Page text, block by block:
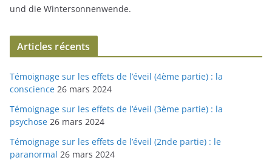
und die Wintersonnenwende.
Articles récents
Témoignage sur les effets de l’éveil (4ème partie) : la
conscience 26 mars 2024
Témoignage sur les effets de l’éveil (3ème partie) : la
psychose 26 mars 2024
Témoignage sur les effets de l’éveil (2nde partie) : le
paranormal 26 mars 2024